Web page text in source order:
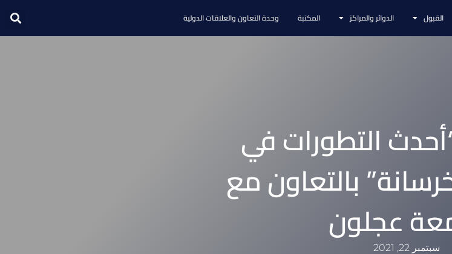
القبول الدوائر والمراكز المكتبة وحدة التعاون والعلاقات الدولية
التطورات في
بالتعاون مع
عجلون
سبتمبر 22, 2021